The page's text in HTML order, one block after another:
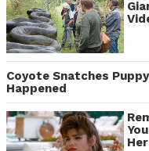
Coyote Snatches
Happened